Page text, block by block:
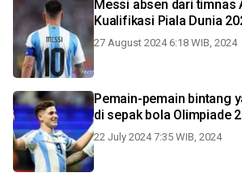
Messi absen dari timnas
Kualifikasi Piala Dunia
27 August 2024 6:18 WIB, 2024
Pemain-pemain bintang
di sepak bola Olimpiade
22 July 2024 7:35 WIB, 2024